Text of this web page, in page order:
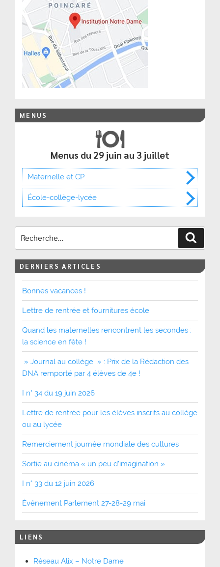
MENUS
Menus du 29 juin au 3 juillet
Maternelle et CP
École-collège-lycée
DERNIERS ARTICLES
Bonnes vacances !
Lettre de rentrée et fournitures école
Quand les maternelles rencontrent les secondes :
la science en fête !
» Journal au collège » : Prix de la Rédaction des
DNA remporté par 4 élèves de 4e !
I n° 34 du 19 juin 2026
Lettre de rentrée pour les élèves inscrits au collège
ou au lycée
Remerciement journée mondiale des cultures
Sortie au cinéma « un peu d’imagination »
I n° 33 du 12 juin 2026
Événement Parlement 27-28-29 mai
LIENS
Réseau Alix – Notre Dame